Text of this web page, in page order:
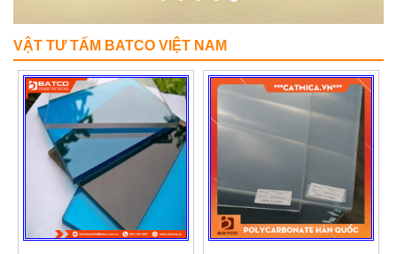
VẬT TƯ TẤM BATCO VIỆT NAM